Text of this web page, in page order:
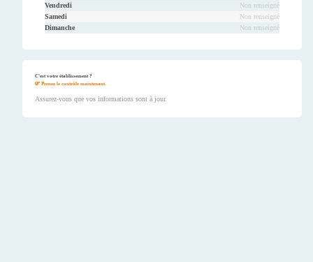
Vendredi
Non renseigné
Samedi
Non renseigné
Dimanche
Non renseigné
C'est votre établissement ?
Prenez le contrôle maintenant.
Assurez-vous que vos informations sont à jour.